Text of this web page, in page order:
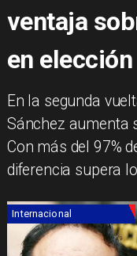
ventaja
en
En la segunda
Sánchez aumenta
Con más del 97%
diferencia supera
Internacional